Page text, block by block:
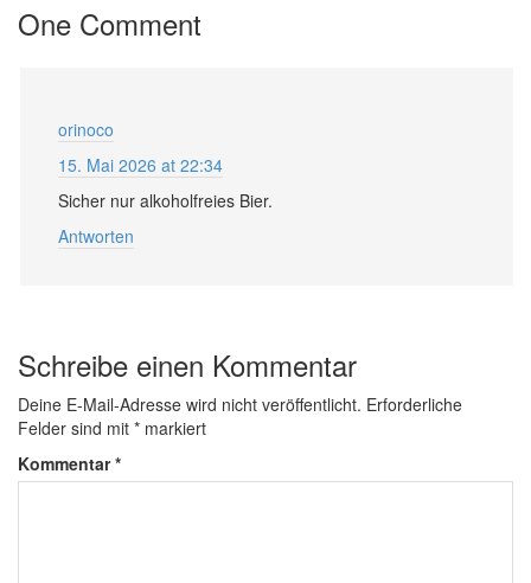
One Comment
orinoco
15. Mai 2026 at 22:34
Sicher nur alkoholfreies Bier.
Antworten
Schreibe einen Kommentar
Deine E-Mail-Adresse wird nicht veröffentlicht. Erforderliche
Felder sind mit * markiert
Kommentar*